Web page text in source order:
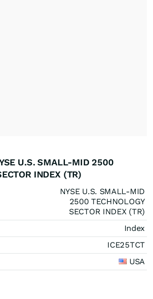
U.S. SMALL-MID 2500
INDEX (TR)
NYSE U.S. SMALL-MID
2500 TECHNOLOGY
SECTOR INDEX (TR)
Index
ICE25TCT
USA